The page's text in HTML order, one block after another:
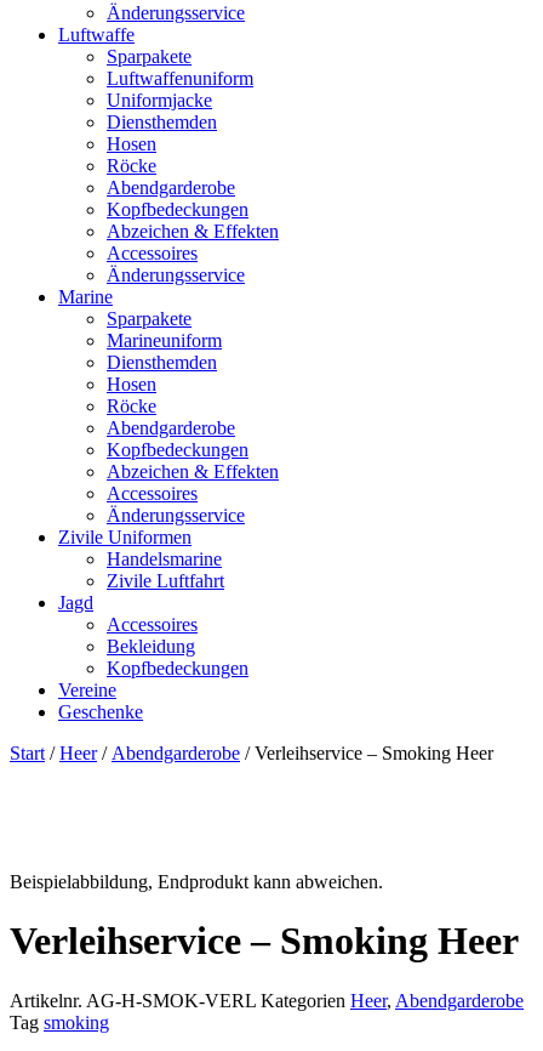
Änderungsservice
Luftwaffe
Sparpakete
Luftwaffenuniform
Uniformjacke
Diensthemden
Hosen
Röcke
Abendgarderobe
Kopfbedeckungen
Abzeichen & Effekten
Accessoires
Änderungsservice
Marine
Sparpakete
Marineuniform
Diensthemden
Hosen
Röcke
Abendgarderobe
Kopfbedeckungen
Abzeichen & Effekten
Accessoires
Änderungsservice
Zivile Uniformen
Handelsmarine
Zivile Luftfahrt
Jagd
Accessoires
Bekleidung
Kopfbedeckungen
Vereine
Geschenke
Start /Heer/ Abendgarderobe / Verleihservice – Smoking Heer
Beispielabbildung, Endprodukt kann abweichen.
Verleihservice – Smoking Heer
Artikelnr. AG-H-SMOK-VERL Kategorien Heer, Abendgarderobe
Tag smoking